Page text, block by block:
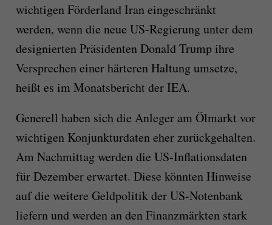
wichtigen Förderland Iran eingeschränkt
werden, wenn die neue US-Regierung unter dem
designierten Präsidenten Donald Trump ihre
Versprechen einer härteren Haltung umsetze,
heißt es im Monatsbericht der IEA.
Generell haben sich die Anleger am Ölmarkt vor
wichtigen Konjunkturdaten eher zurückgehalten.
Am Nachmittag werden die US-Inflationsdaten
für Dezember erwartet. Diese könnten Hinweise
auf die weitere Geldpolitik der US-Notenbank
liefern und werden an den Finanzmärkten stark